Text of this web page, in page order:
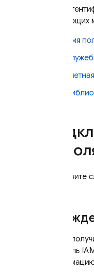
Для
следующих
Имя
Выполните
Чтобы
вам роль